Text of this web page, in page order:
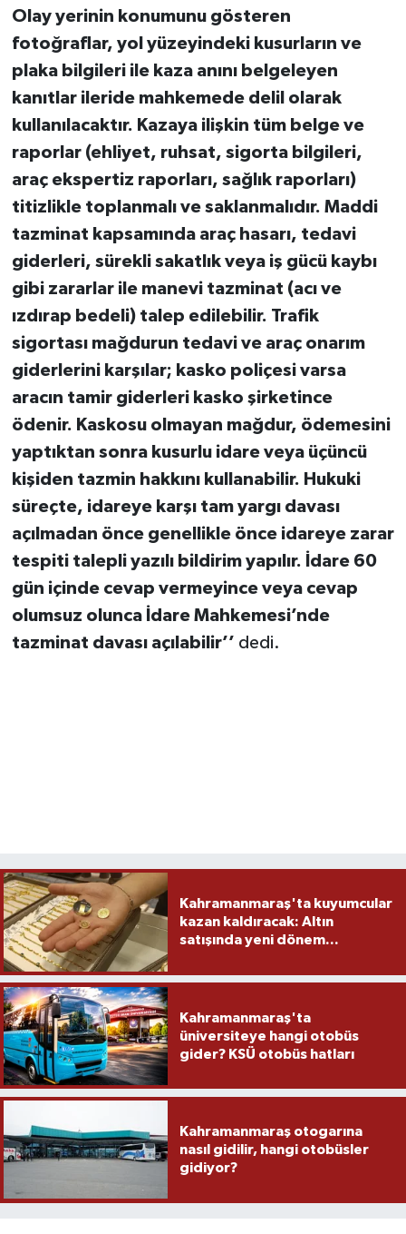
Olay yerinin konumunu gösteren
fotoğraflar, yol yüzeyindeki kusurların ve
plaka bilgileri ile kaza anını belgeleyen
kanıtlar ileride mahkemede delil olarak
kullanılacaktır. Kazaya ilişkin tüm belge ve
raporlar (ehliyet, ruhsat, sigorta bilgileri,
araç ekspertiz raporları, sağlık raporları)
titizlikle toplanmalı ve saklanmalıdır. Maddi
tazminat kapsamında araç hasarı, tedavi
giderleri, sürekli sakatlık veya iş gücü kaybı
gibi zararlar ile manevi tazminat (acı ve
ızdırap bedeli) talep edilebilir. Trafik
sigortası mağdurun tedavi ve araç onarım
giderlerini karşılar; kasko poliçesi varsa
aracın tamir giderleri kasko şirketince
ödenir. Kaskosu olmayan mağdur, ödemesini
yaptıktan sonra kusurlu idare veya üçüncü
kişiden tazmin hakkını kullanabilir. Hukuki
süreçte, idareye karşı tam yargı davası
açılmadan önce genellikle önce idareye zarar
tespiti talepli yazılı bildirim yapılır. İdare 60
gün içinde cevap vermeyince veya cevap
olumsuz olunca İdare Mahkemesi’nde
tazminat davası açılabilir’’ dedi.
Kahramanmaraş'ta kuyumcular
kazan kaldıracak: Altın
satışında yeni dönem...
Kahramanmaraş'ta
üniversiteye hangi otobüs
gider? KSÜ otobüs hatları
Kahramanmaraş otogarına
nasıl gidilir, hangi otobüsler
gidiyor?